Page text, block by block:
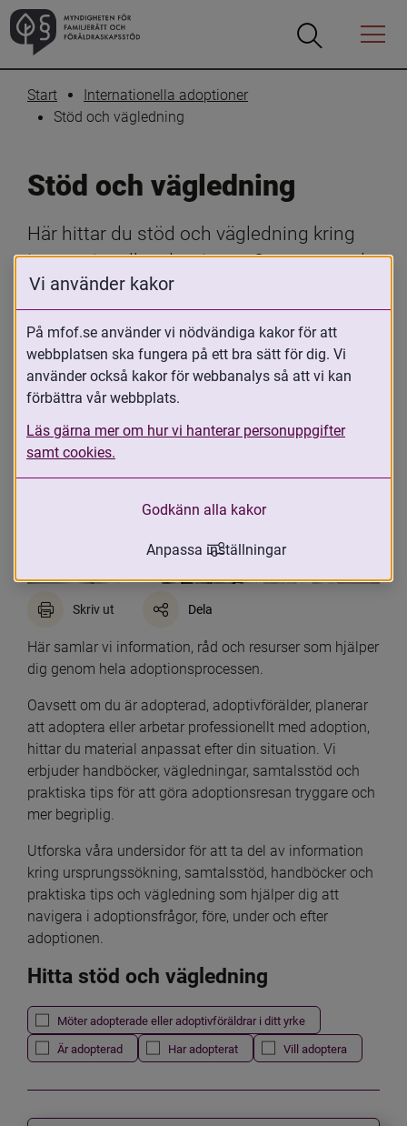
Öppna
Öppna
Menyn
Start
Internationella adoptioner
Stöd och vägledning
Stöd och vägledning
Här hittar du stöd och vägledning kring
internationella adoptioner. Oavsett om du
är adopterad, adoptivförälder, funderar på
att adoptera eller arbetar med
adopterade, erbjuder vi råd, handböcker
och resurser som hjälper dig genom hela
adoptionsprocessen.
Skriv ut Dela
Här samlar vi information, råd och resurser som hjälper
dig genom hela adoptionsprocessen.
Oavsett om du är adopterad, adoptivförälder, planerar
att adoptera eller arbetar professionellt med adoption,
hittar du material anpassat efter din situation. Vi
erbjuder handböcker, vägledningar, samtalsstöd och
praktiska tips för att göra adoptionsresan tryggare och
mer begriplig.
Utforska våra undersidor för att ta del av information
kring ursprungssökning, samtalsstöd, handböcker och
praktiska tips och vägledning som hjälper dig att
navigera i adoptionsfrågor, före, under och efter
adoptionen.
Hitta stöd och vägledning
Filtrera resultatet
Det här formuläret postas automatiskt
Möter adopterade eller adoptivföräldrar i ditt yrke
Är adopterad
Har adopterat Vill adoptera
Vi använder kakor
På mfof.se använder vi nödvändiga kakor för att
webbplatsen ska fungera på ett bra sätt för dig. Vi
använder också kakor för webbanalys så att vi kan
förbättra vår webbplats.
Läs gärna mer om hur vi hanterar personuppgifter
samt cookies.
Godkänn alla kakor
Anpassa inställningar